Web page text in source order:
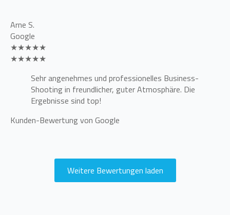
Arne S.
Google
★★★★★
★★★★★
Sehr angenehmes und professionelles Business-
Shooting in freundlicher, guter Atmosphäre. Die
Ergebnisse sind top!
Kunden-Bewertung von Google
Weitere Bewertungen laden